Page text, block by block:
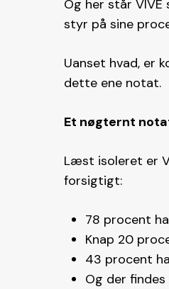
Og her står
styr på sine
Uanset hvad, er
dette ene notat.
Et nøgternt
Læst isoleret er
forsigtigt:
78 procent
Knap 20
43 procent
Og der